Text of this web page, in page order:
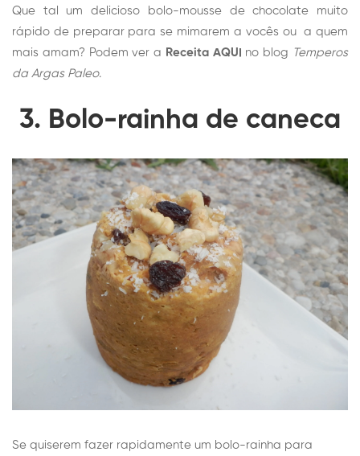
Que tal um delicioso bolo-mousse de chocolate muito
rápido de preparar para se mimarem a vocês ou a quem
mais amam? Podem ver a Receita AQUI no blog Temperos
da Argas Paleo.
3. Bolo-rainha de caneca
Se quiserem fazer rapidamente um bolo-rainha para